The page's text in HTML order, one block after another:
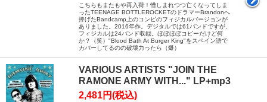
こちらもまたもや再入荷！惜しまれつつ亡くなってしま
ったTEENAGE BOTTLEROCKETのドラマーBrandonへ
捧げたBandcamp上のコンピのフィジカルバージョンが
ありました。2016年作。デジタルでは61バンドですが、
フィジカルは24バンド収録。ほぼほぼコピーだけど何
か？（笑）"Blood Bath At Burger King"をスペイン語で
カバーしてるのの破壊力ったら（爆）
VARIOUS ARTISTS "JOIN THE
RAMONE ARMY WITH..." LP+mp3
2,481円(税込)